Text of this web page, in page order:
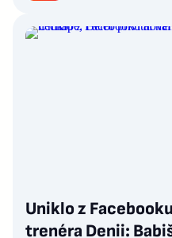
Uniklo z
trenéra Denii: